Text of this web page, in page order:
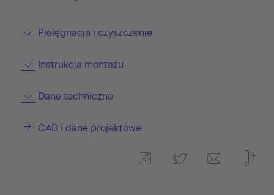
Pielęgnacja i czyszczenie
Instrukcja montażu
Dane techniczne
CAD i dane projektowe